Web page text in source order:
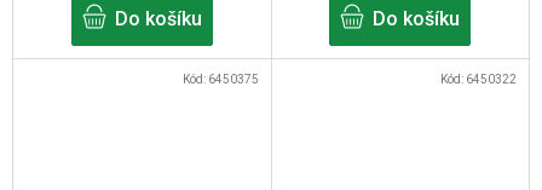
Do košíku Do košíku
Kód: 6450375 Kód: 6450322